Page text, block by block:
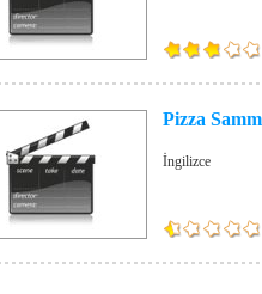
Pizza
İngilizce